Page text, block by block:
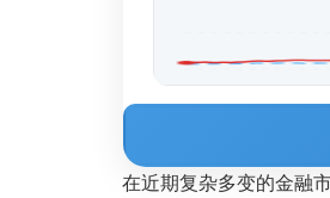
在近期复杂多变的金融